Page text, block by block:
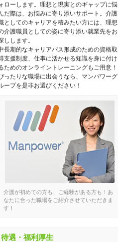
ローします。理想と現実とのギャップに悩
だ際は、お悩みに寄り添いサポート。介護
としてのキャリアを積みたい方には、理想
介護職員としての姿に寄り添い就業先をお
しします。
長期的なキャリアパス形成のための資格取
支援制度、仕事に活かせる知識を身に付け
ためのオンライントレーニングもご用意！
ったりな職場に出会うなら、マンパワーグ
ープを是非お選びください！
介護が初めての方も、ご経験がある方も！あ
なたに合った職場をご紹介させていただきま
す！
待遇・福利厚生